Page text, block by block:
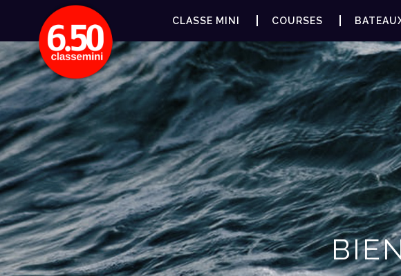
CLASSE MINI COURSES